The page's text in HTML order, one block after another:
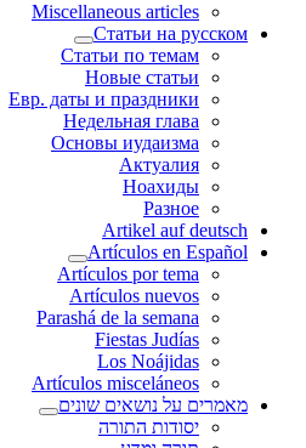
Miscellaneous articles
Статьи на русском
Статьи по темам
Новые статьи
Евр. даты и праздники
Недельная глава
Основы иудаизма
Актуалия
Ноахиды
Разное
Artikel auf deutsch
Artículos en Español
Artículos por tema
Artículos nuevos
Parashá de la semana
Fiestas Judías
Los Noájidas
Artículos misceláneos
מאמרים על נושאים שונים
יסודות התורה